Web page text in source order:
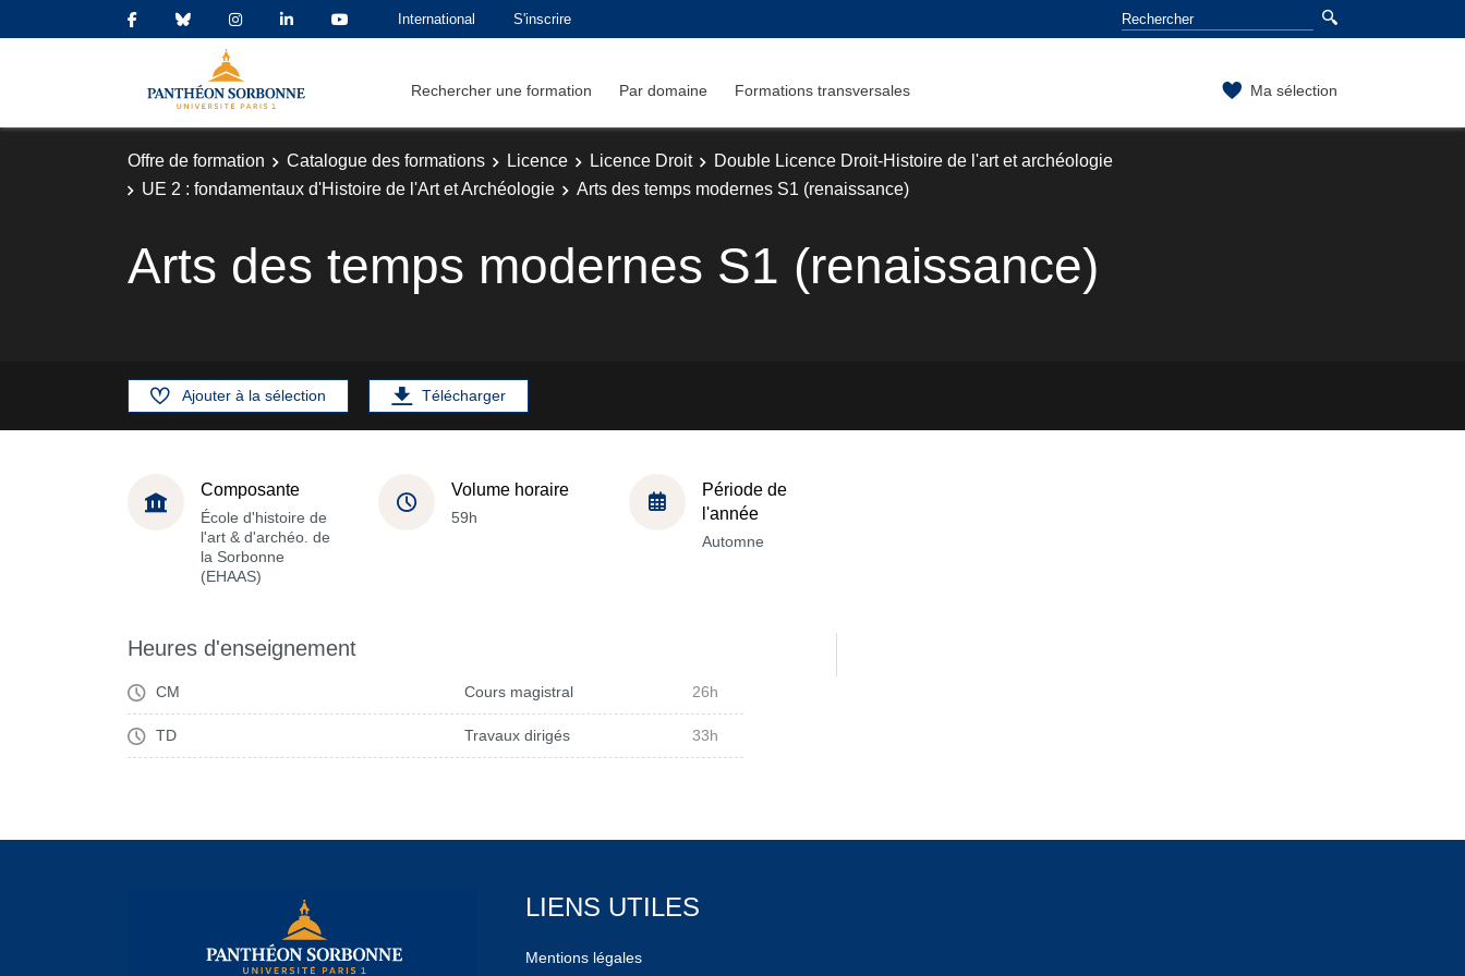
International S'inscrire
Rechercher une formation Par domaine Formations transversales Ma sélection
Offre de formation Catalogue des formations Licence Licence Droit
Double Licence Droit-Histoire de l'art et archéologie
UE 2 : fondamentaux d'Histoire de l'Art et Archéologie
Arts des temps modernes S1 (renaissance)
Arts des temps modernes S1 (renaissance)
Ajouter à la sélection Télécharger
Composante
École d'histoire de
l'art & d'archéo. de
la Sorbonne
(EHAAS)
Volume horaire
59h
Période de
l'année
Automne
Heures d'enseignement
CM Cours magistral 26h
TD Travaux dirigés 33h
LIENS UTILES
Mentions légales